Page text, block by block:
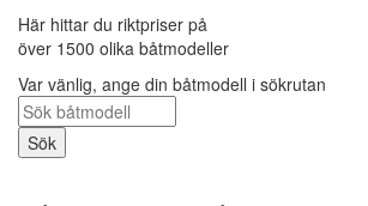
Här hittar du riktpriser på
över 1500 olika båtmodeller
Var vänlig, ange din båtmodell i sökrutan